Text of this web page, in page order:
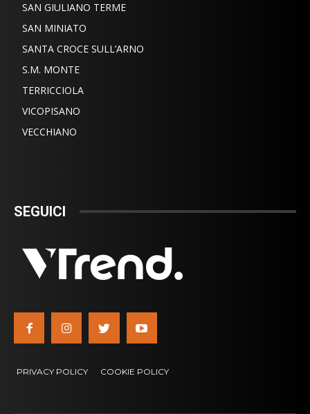
SAN GIULIANO TERME
SAN MINIATO
SANTA CROCE SULL’ARNO
S.M. MONTE
TERRICCIOLA
VICOPISANO
VECCHIANO
SEGUICI
PRIVACY POLICY COOKIE POLICY